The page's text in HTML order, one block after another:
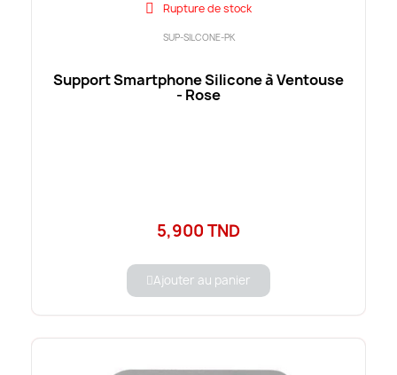
Rupture de stock
SUP-SILCONE-PK
Support Smartphone Silicone à Ventouse
- Rose
5,900 TND
Ajouter au panier